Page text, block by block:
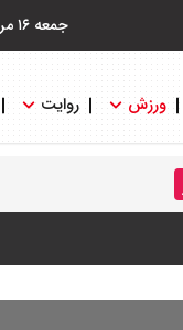
جمعه ۱۶ مرداد ۱۴۰۵
ورزش روایت